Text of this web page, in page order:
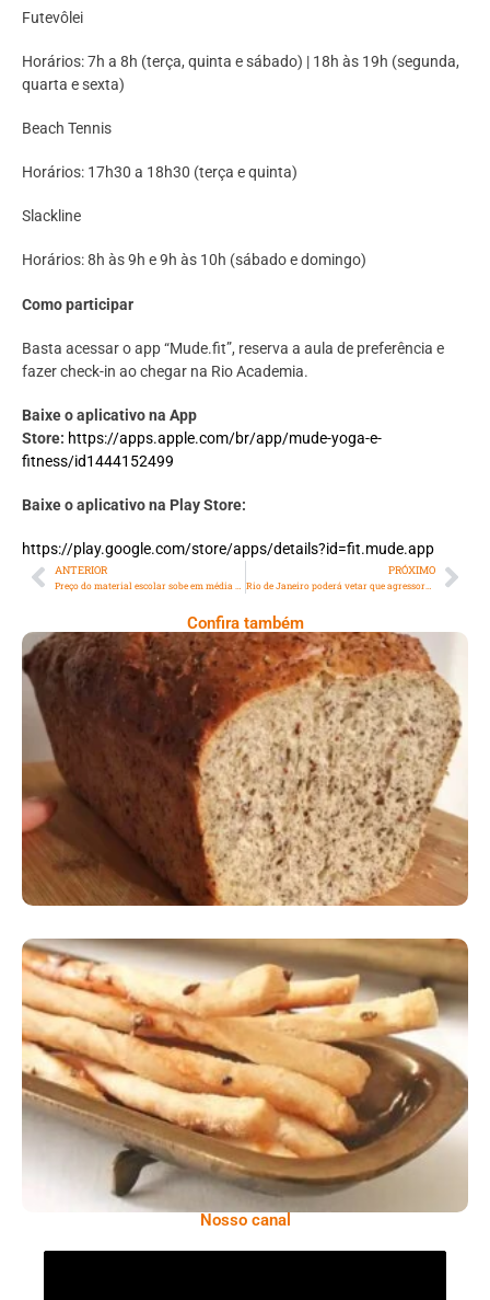
Futevôlei
Horários: 7h a 8h (terça, quinta e sábado) | 18h às 19h (segunda,
quarta e sexta)
Beach Tennis
Horários: 17h30 a 18h30 (terça e quinta)
Slackline
Horários: 8h às 9h e 9h às 10h (sábado e domingo)
Como participar
Basta acessar o app “Mude.fit”, reserva a aula de preferência e
fazer check-in ao chegar na Rio Academia.
Baixe o aplicativo na App
Store: https://apps.apple.com/br/app/mude-yoga-e-
fitness/id1444152499
Baixe o aplicativo na Play Store:
https://play.google.com/store/apps/details?id=fit.mude.app
ANTERIOR
Preço do material escolar sobe em média 8,5% em 2024
PRÓXIMO
Rio de Janeiro poderá vetar que agressores de idosos sejam contratados por órgãos públicos ou participem de licitações
Confira também
Comer Bem: Pão Low Carb
Comer Bem: Palitinhos De Cebola E Salsa
Nosso canal